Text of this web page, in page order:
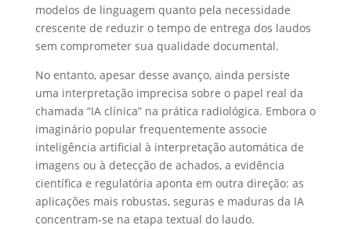
modelos de linguagem quanto pela necessidade
crescente de reduzir o tempo de entrega dos laudos
sem comprometer sua qualidade documental.
No entanto, apesar desse avanço, ainda persiste
uma interpretação imprecisa sobre o papel real da
chamada “IA clínica” na prática radiológica. Embora o
imaginário popular frequentemente associe
inteligência artificial à interpretação automática de
imagens ou à detecção de achados, a evidência
científica e regulatória aponta em outra direção: as
aplicações mais robustas, seguras e maduras da IA
concentram-se na etapa textual do laudo.